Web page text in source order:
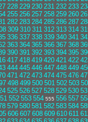
228 229 230 231 232 233
255 256 257 258 259 260
282 283 284 285 286 287
309 310 311 312 313 314
336 337 338 339 340 341
363 364 365 366 367 368
390 391 392 393 394 395
417 418 419 420 421 422
444 445 446 447 448 449
471 472 473 474 475 476
498 499 500 501 502 503
525 526 527 528 529 530
552 553 554 555 556 557
579 580 581 582 583 584
606 607 608 609 610 611